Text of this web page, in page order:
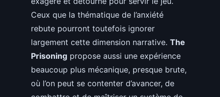
Ceux que la thématique de l’anxiété
rebute pourront toutefois ignorer
largement cette dimension narrative. The
Prisoningpropose aussi une expérience
beaucoup plus mécanique, presque brute,
où l’on peut se contenter d’avancer, de